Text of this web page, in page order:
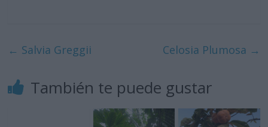
← Salvia Greggii Celosia Plumosa →
También te puede gustar